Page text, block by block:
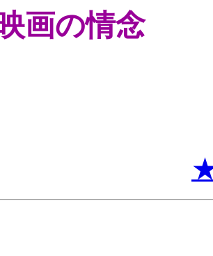
画の情念